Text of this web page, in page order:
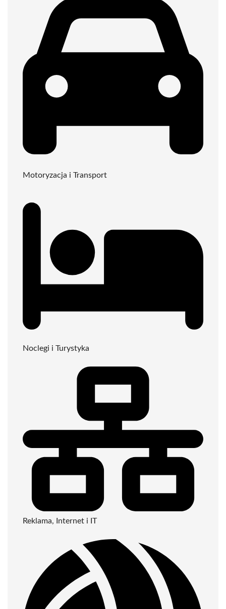
Motoryzacja i Transport
Noclegi i Turystyka
Reklama, Internet i IT